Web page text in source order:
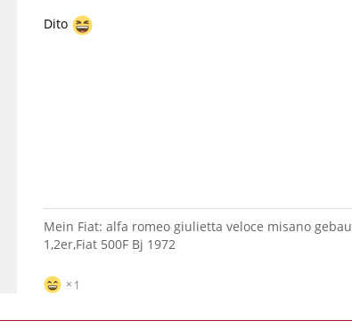
Dito
Mein Fiat: alfa romeo giulietta veloce misano
1,2er,Fiat 500F Bj 1972
1